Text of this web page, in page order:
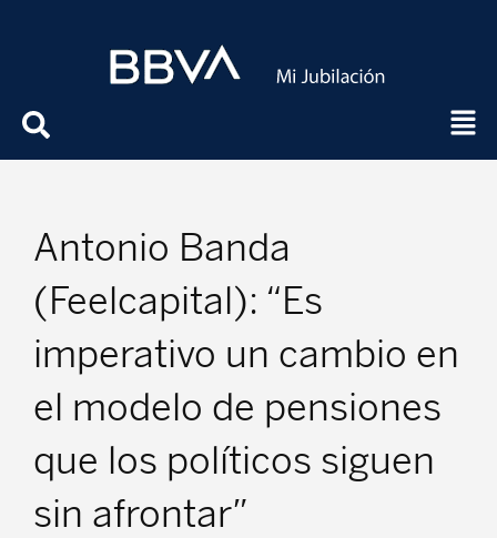
Antonio Banda
(Feelcapital): “Es
imperativo un cambio en
el modelo de pensiones
que los políticos siguen
sin afrontar”